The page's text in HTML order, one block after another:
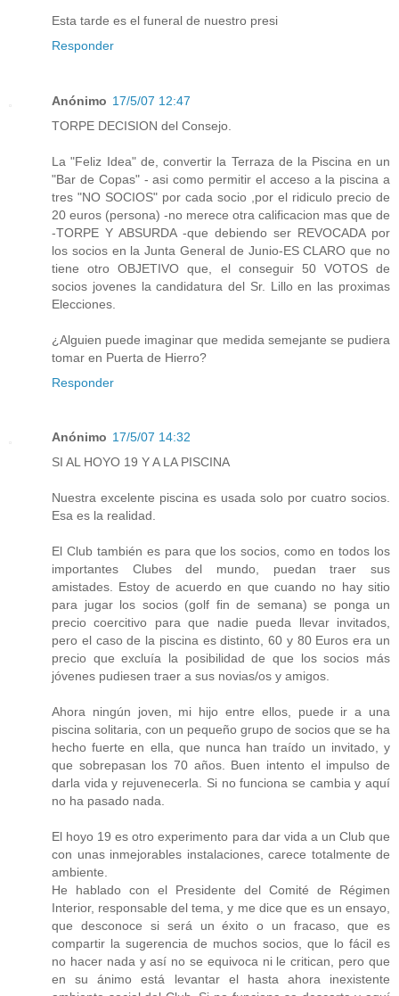
Esta tarde es el funeral de nuestro presi
Responder
Anónimo 17/5/07 12:47
TORPE DECISION del Consejo.
La "Feliz Idea" de, convertir la Terraza de la Piscina en un
"Bar de Copas" - asi como permitir el acceso a la piscina a
tres "NO SOCIOS" por cada socio ,por el ridiculo precio de
20 euros (persona) -no merece otra calificacion mas que de
-TORPE Y ABSURDA -que debiendo ser REVOCADA por
los socios en la Junta General de Junio-ES CLARO que no
tiene otro OBJETIVO que, el conseguir 50 VOTOS de
socios jovenes la candidatura del Sr. Lillo en las proximas
Elecciones.
¿Alguien puede imaginar que medida semejante se pudiera
tomar en Puerta de Hierro?
Responder
Anónimo 17/5/07 14:32
SI AL HOYO 19 Y A LA PISCINA
Nuestra excelente piscina es usada solo por cuatro socios.
Esa es la realidad.
El Club también es para que los socios, como en todos los
importantes Clubes del mundo, puedan traer sus
amistades. Estoy de acuerdo en que cuando no hay sitio
para jugar los socios (golf fin de semana) se ponga un
precio coercitivo para que nadie pueda llevar invitados,
pero el caso de la piscina es distinto, 60 y 80 Euros era un
precio que excluía la posibilidad de que los socios más
jóvenes pudiesen traer a sus novias/os y amigos.
Ahora ningún joven, mi hijo entre ellos, puede ir a una
piscina solitaria, con un pequeño grupo de socios que se ha
hecho fuerte en ella, que nunca han traído un invitado, y
que sobrepasan los 70 años. Buen intento el impulso de
darla vida y rejuvenecerla. Si no funciona se cambia y aquí
no ha pasado nada.
El hoyo 19 es otro experimento para dar vida a un Club que
con unas inmejorables instalaciones, carece totalmente de
ambiente.
He hablado con el Presidente del Comité de Régimen
Interior, responsable del tema, y me dice que es un ensayo,
que desconoce si será un éxito o un fracaso, que es
compartir la sugerencia de muchos socios, que lo fácil es
no hacer nada y así no se equivoca ni le critican, pero que
en su ánimo está levantar el hasta ahora inexistente